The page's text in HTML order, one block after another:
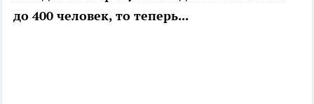
до 400 человек, то теперь...